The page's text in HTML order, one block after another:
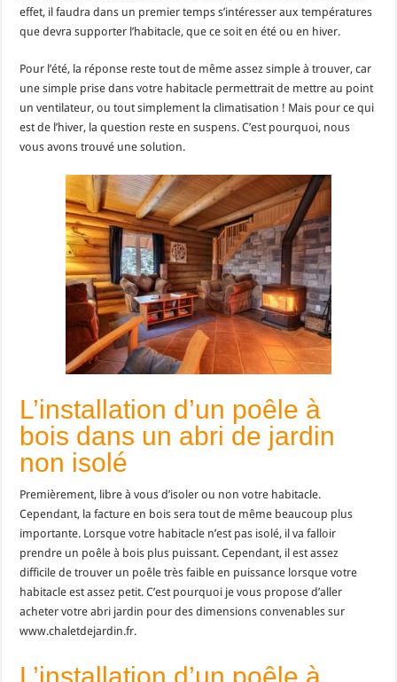
effet, il faudra dans un premier temps s’intéresser aux températures
que devra supporter l’habitacle, que ce soit en été ou en hiver.
Pour l’été, la réponse reste tout de même assez simple à trouver, car
une simple prise dans votre habitacle permettrait de mettre au point
un ventilateur, ou tout simplement la climatisation ! Mais pour ce qui
est de l’hiver, la question reste en suspens. C’est pourquoi, nous
vous avons trouvé une solution.
L’installation d’un poêle à
bois dans un abri de jardin
non isolé
Premièrement, libre à vous d’isoler ou non votre habitacle.
Cependant, la facture en bois sera tout de même beaucoup plus
importante. Lorsque votre habitacle n’est pas isolé, il va falloir
prendre un poêle à bois plus puissant. Cependant, il est assez
difficile de trouver un poêle très faible en puissance lorsque votre
habitacle est assez petit. C’est pourquoi je vous propose d’aller
acheter votre abri jardin pour des dimensions convenables sur
www.chaletdejardin.fr.
L’installation d’un poêle à